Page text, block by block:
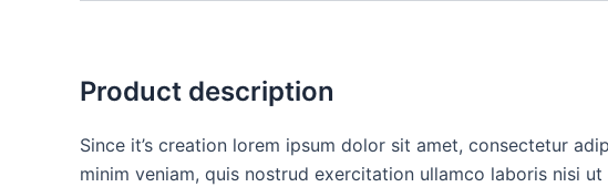
Product description
Since it’s creation lorem ipsum dolor sit amet, consectetur
minim veniam, quis nostrud exercitation ullamco laboris nisi